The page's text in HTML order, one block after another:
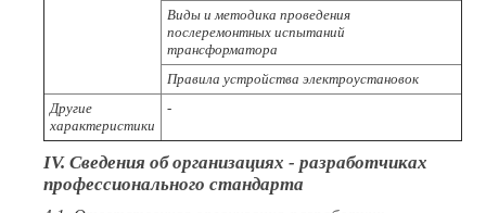
Виды и методика проведения
послеремонтных испытаний
трансформатора
Правила устройства электроустановок
Другие
характеристики
-
IV. Сведения об организациях - разработчиках
профессионального стандарта